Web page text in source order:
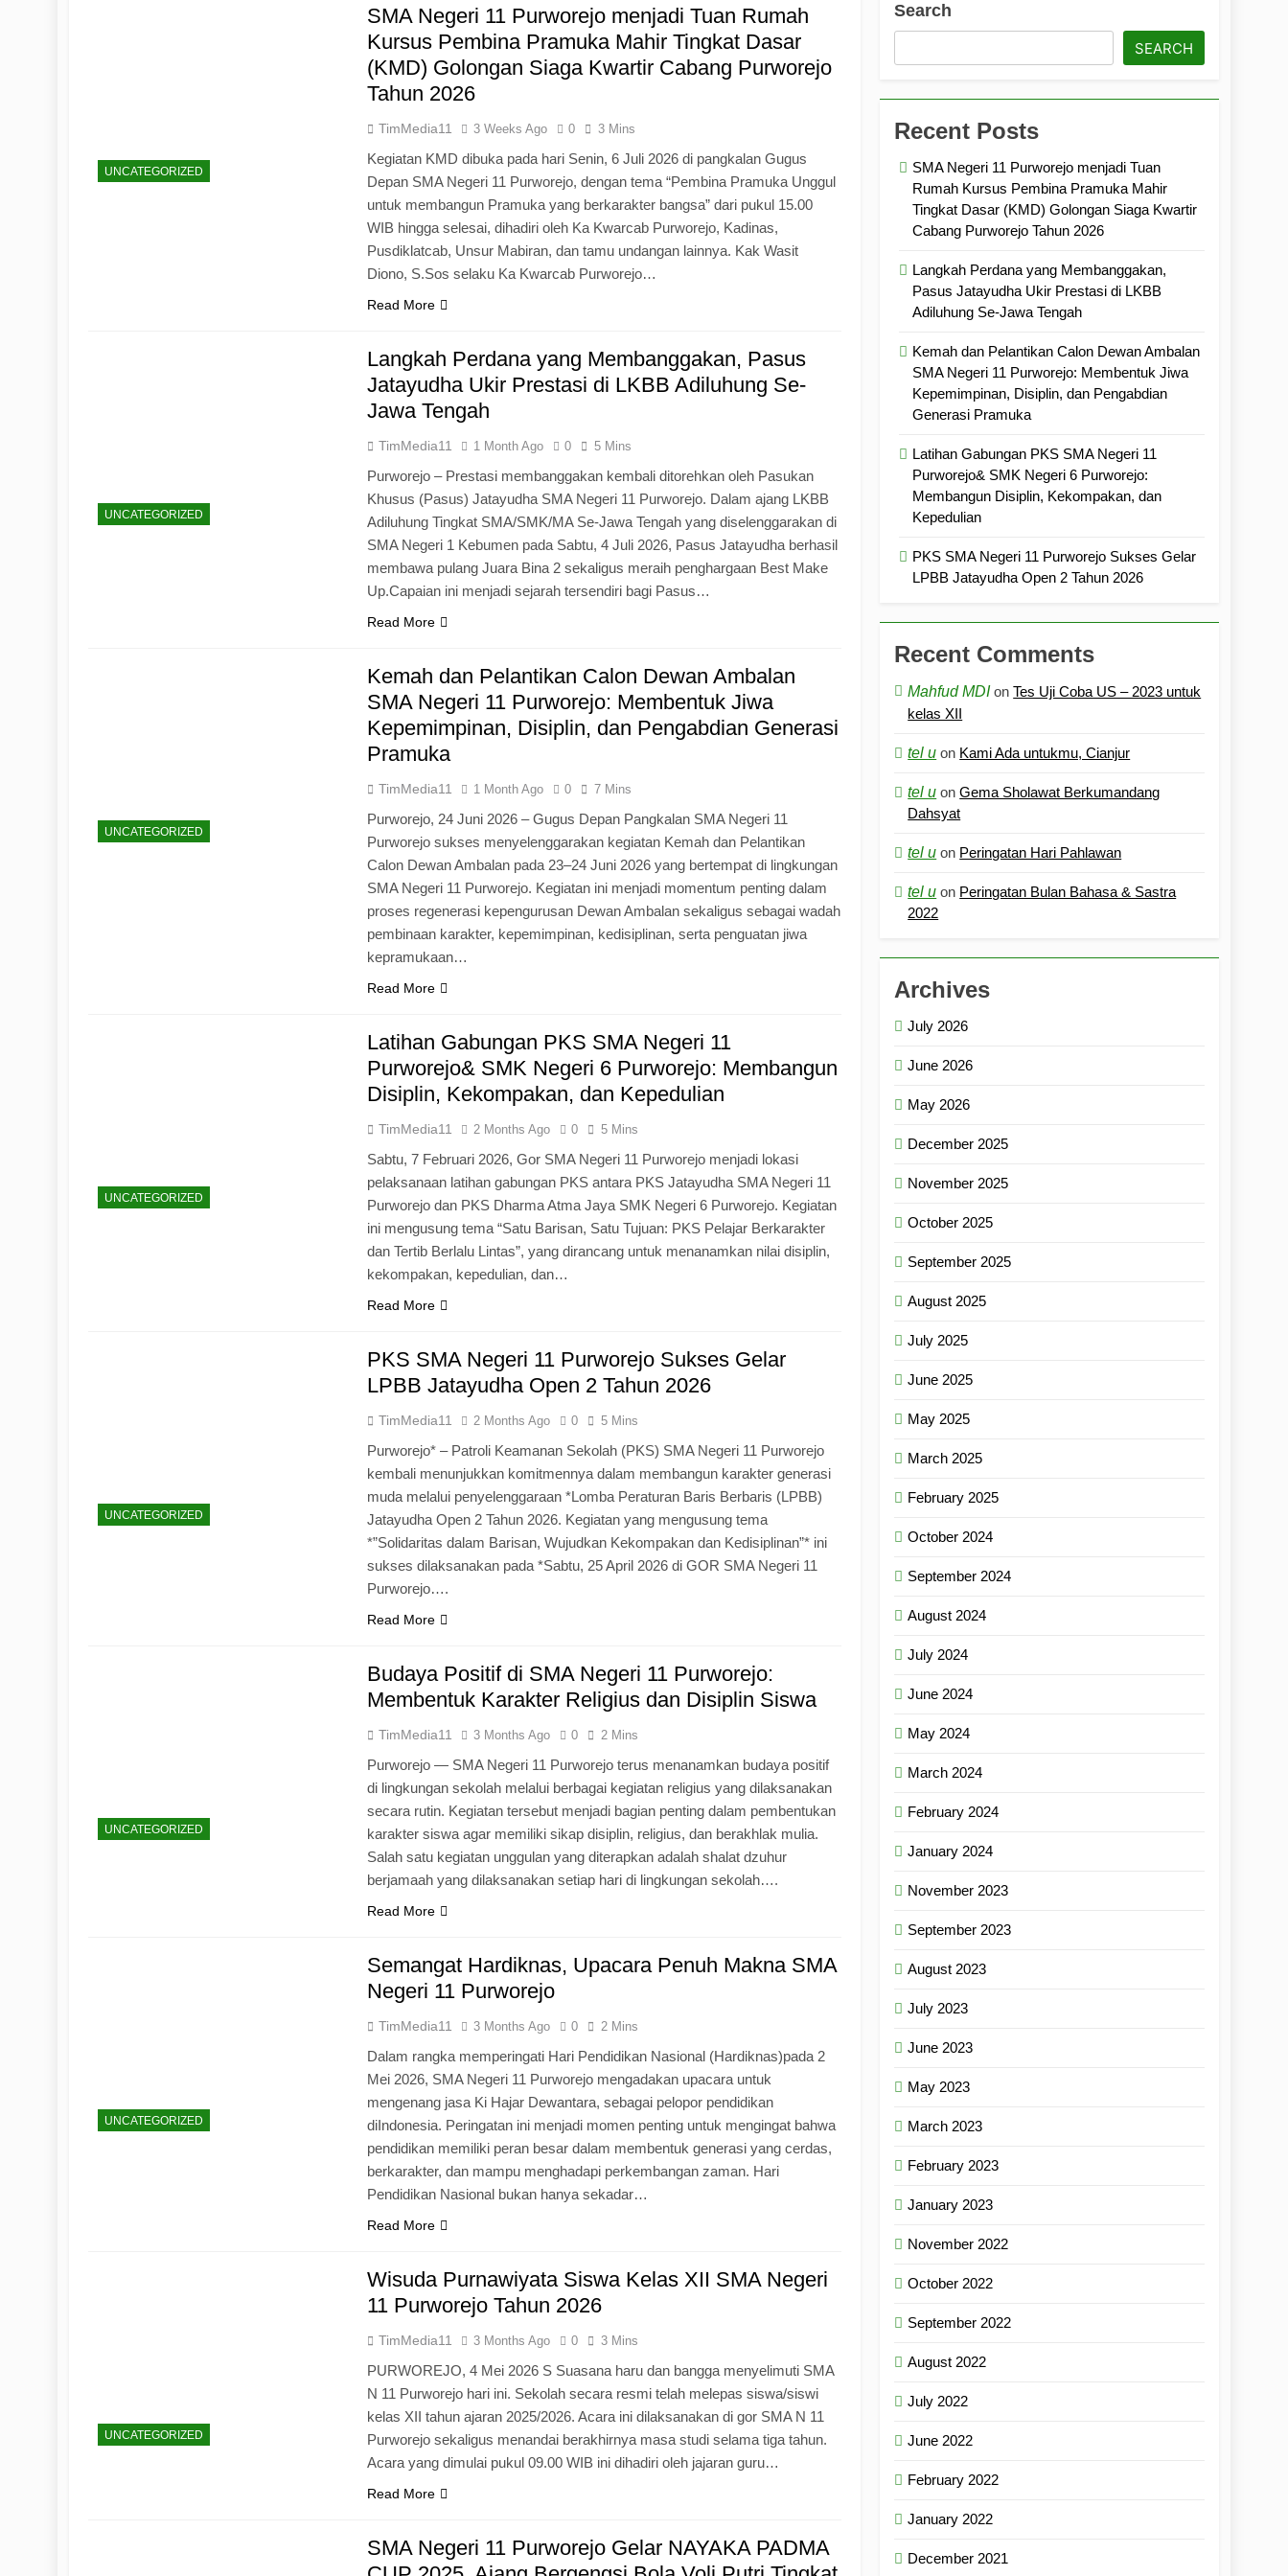
Pengabdian Generasi Pramuka
UNCATEGORIZED
SMA Negeri 11 Purworejo menjadi Tuan Rumah
Kursus Pembina Pramuka Mahir Tingkat Dasar
(KMD) Golongan Siaga Kwartir Cabang Purworejo
Tahun 2026
TimMedia11 3 Weeks Ago 0 3 Mins
Kegiatan KMD dibuka pada hari Senin, 6 Juli 2026 di pangkalan Gugus
Depan SMA Negeri 11 Purworejo, dengan tema “Pembina Pramuka Unggul
untuk membangun Pramuka yang berkarakter bangsa” dari pukul 15.00
WIB hingga selesai, dihadiri oleh Ka Kwarcab Purworejo, Kadinas,
Pusdiklatcab, Unsur Mabiran, dan tamu undangan lainnya. Kak Wasit
Diono, S.Sos selaku Ka Kwarcab Purworejo…
Read More
UNCATEGORIZED
Langkah Perdana yang Membanggakan, Pasus
Jatayudha Ukir Prestasi di LKBB Adiluhung Se-
Jawa Tengah
TimMedia11 1 Month Ago 0 5 Mins
Purworejo – Prestasi membanggakan kembali ditorehkan oleh Pasukan
Khusus (Pasus) Jatayudha SMA Negeri 11 Purworejo. Dalam ajang LKBB
Adiluhung Tingkat SMA/SMK/MA Se-Jawa Tengah yang diselenggarakan di
SMA Negeri 1 Kebumen pada Sabtu, 4 Juli 2026, Pasus Jatayudha berhasil
membawa pulang Juara Bina 2 sekaligus meraih penghargaan Best Make
Up.Capaian ini menjadi sejarah tersendiri bagi Pasus…
Read More
UNCATEGORIZED
Kemah dan Pelantikan Calon Dewan Ambalan
SMA Negeri 11 Purworejo: Membentuk Jiwa
Kepemimpinan, Disiplin, dan Pengabdian Generasi
Pramuka
TimMedia11 1 Month Ago 0 7 Mins
Purworejo, 24 Juni 2026 – Gugus Depan Pangkalan SMA Negeri 11
Purworejo sukses menyelenggarakan kegiatan Kemah dan Pelantikan
Calon Dewan Ambalan pada 23–24 Juni 2026 yang bertempat di lingkungan
SMA Negeri 11 Purworejo. Kegiatan ini menjadi momentum penting dalam
proses regenerasi kepengurusan Dewan Ambalan sekaligus sebagai wadah
pembinaan karakter, kepemimpinan, kedisiplinan, serta penguatan jiwa
kepramukaan…
Read More
UNCATEGORIZED
Latihan Gabungan PKS SMA Negeri 11
Purworejo& SMK Negeri 6 Purworejo: Membangun
Disiplin, Kekompakan, dan Kepedulian
TimMedia11 2 Months Ago 0 5 Mins
Sabtu, 7 Februari 2026, Gor SMA Negeri 11 Purworejo menjadi lokasi
pelaksanaan latihan gabungan PKS antara PKS Jatayudha SMA Negeri 11
Purworejo dan PKS Dharma Atma Jaya SMK Negeri 6 Purworejo. Kegiatan
ini mengusung tema “Satu Barisan, Satu Tujuan: PKS Pelajar Berkarakter
dan Tertib Berlalu Lintas”, yang dirancang untuk menanamkan nilai disiplin,
kekompakan, kepedulian, dan…
Read More
UNCATEGORIZED
PKS SMA Negeri 11 Purworejo Sukses Gelar
LPBB Jatayudha Open 2 Tahun 2026
TimMedia11 2 Months Ago 0 5 Mins
Purworejo* – Patroli Keamanan Sekolah (PKS) SMA Negeri 11 Purworejo
kembali menunjukkan komitmennya dalam membangun karakter generasi
muda melalui penyelenggaraan *Lomba Peraturan Baris Berbaris (LPBB)
Jatayudha Open 2 Tahun 2026. Kegiatan yang mengusung tema
*”Solidaritas dalam Barisan, Wujudkan Kekompakan dan Kedisiplinan”* ini
sukses dilaksanakan pada *Sabtu, 25 April 2026 di GOR SMA Negeri 11
Purworejo….
Read More
UNCATEGORIZED
Budaya Positif di SMA Negeri 11 Purworejo:
Membentuk Karakter Religius dan Disiplin Siswa
TimMedia11 3 Months Ago 0 2 Mins
Purworejo — SMA Negeri 11 Purworejo terus menanamkan budaya positif
di lingkungan sekolah melalui berbagai kegiatan religius yang dilaksanakan
secara rutin. Kegiatan tersebut menjadi bagian penting dalam pembentukan
karakter siswa agar memiliki sikap disiplin, religius, dan berakhlak mulia.
Salah satu kegiatan unggulan yang diterapkan adalah shalat dzuhur
berjamaah yang dilaksanakan setiap hari di lingkungan sekolah….
Read More
UNCATEGORIZED
Semangat Hardiknas, Upacara Penuh Makna SMA
Negeri 11 Purworejo
TimMedia11 3 Months Ago 0 2 Mins
Dalam rangka memperingati Hari Pendidikan Nasional (Hardiknas)pada 2
Mei 2026, SMA Negeri 11 Purworejo mengadakan upacara untuk
mengenang jasa Ki Hajar Dewantara, sebagai pelopor pendidikan
diIndonesia. Peringatan ini menjadi momen penting untuk mengingat bahwa
pendidikan memiliki peran besar dalam membentuk generasi yang cerdas,
berkarakter, dan mampu menghadapi perkembangan zaman. Hari
Pendidikan Nasional bukan hanya sekadar…
Read More
UNCATEGORIZED
Wisuda Purnawiyata Siswa Kelas XII SMA Negeri
11 Purworejo Tahun 2026
TimMedia11 3 Months Ago 0 3 Mins
PURWOREJO, 4 Mei 2026 S Suasana haru dan bangga menyelimuti SMA
N 11 Purworejo hari ini. Sekolah secara resmi telah melepas siswa/siswi
kelas XII tahun ajaran 2025/2026. Acara ini dilaksanakan di gor SMA N 11
Purworejo sekaligus menandai berakhirnya masa studi selama tiga tahun.
Acara yang dimulai pukul 09.00 WIB ini dihadiri oleh jajaran guru…
Read More
SMA Negeri 11 Purworejo Gelar NAYAKA PADMA
Search
SEARCH
Recent Posts
SMA Negeri 11 Purworejo menjadi Tuan
Rumah Kursus Pembina Pramuka Mahir
Tingkat Dasar (KMD) Golongan Siaga Kwartir
Cabang Purworejo Tahun 2026
Langkah Perdana yang Membanggakan,
Pasus Jatayudha Ukir Prestasi di LKBB
Adiluhung Se-Jawa Tengah
Kemah dan Pelantikan Calon Dewan Ambalan
SMA Negeri 11 Purworejo: Membentuk Jiwa
Kepemimpinan, Disiplin, dan Pengabdian
Generasi Pramuka
Latihan Gabungan PKS SMA Negeri 11
Purworejo& SMK Negeri 6 Purworejo:
Membangun Disiplin, Kekompakan, dan
Kepedulian
PKS SMA Negeri 11 Purworejo Sukses Gelar
LPBB Jatayudha Open 2 Tahun 2026
Recent Comments
Mahfud MDIonTes Uji Coba US – 2023 untuk
kelas XII
tel u on Kami Ada untukmu, Cianjur
tel u onGema Sholawat Berkumandang
Dahsyat
tel u on Peringatan Hari Pahlawan
tel u on Peringatan Bulan Bahasa & Sastra
2022
Archives
July 2026
June 2026
May 2026
December 2025
November 2025
October 2025
September 2025
August 2025
July 2025
June 2025
May 2025
March 2025
February 2025
October 2024
September 2024
August 2024
July 2024
June 2024
May 2024
March 2024
February 2024
January 2024
November 2023
September 2023
August 2023
July 2023
June 2023
May 2023
March 2023
February 2023
January 2023
November 2022
October 2022
September 2022
August 2022
July 2022
June 2022
February 2022
January 2022
December 2021